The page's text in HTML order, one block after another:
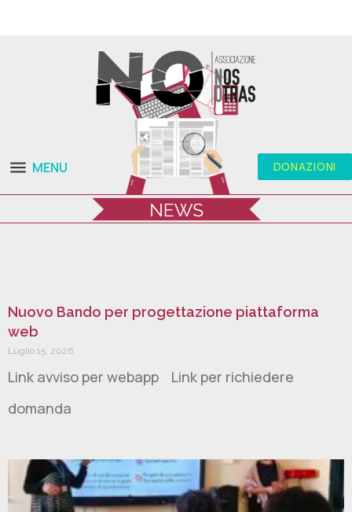
MENU DONAZIONI
Nuovo Bando per progettazione piattaforma
web
Luglio 15, 2026
Link avviso per webapp Link per richiedere
domanda